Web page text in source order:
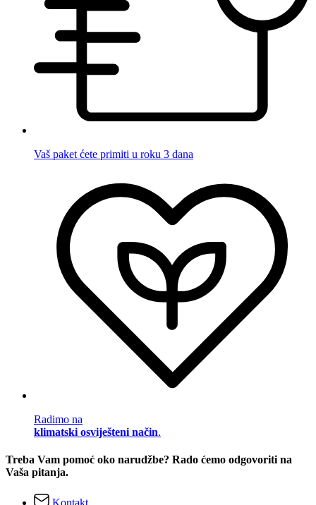
Vaš paket ćete primiti u roku 3 dana
Radimo na
klimatski osviješteni način.
Treba Vam pomoć oko narudžbe? Rado ćemo odgovoriti na
Vaša pitanja.
Kontakt